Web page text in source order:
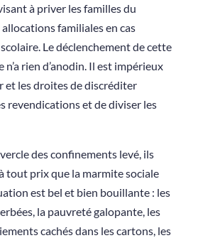
à priver les familles du
familiales en cas
Le déclenchement de cette
rien d’anodin. Il est impérieux
et les droites de discréditer
revendications et de diviser les
des confinements levé, ils
tout prix que la marmite sociale
est bel et bien bouillante : les
la pauvreté galopante, les
cachés dans les cartons, les